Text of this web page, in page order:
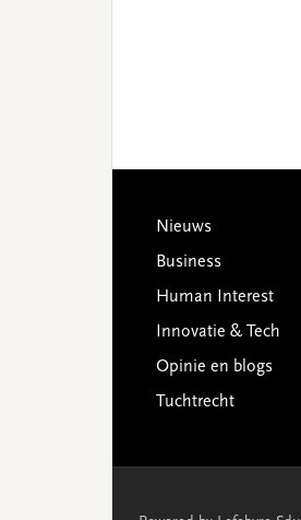
Footer
Nieuws
Business
Human Interest
Innovatie & Tech
Opinie en blogs
Tuchtrecht